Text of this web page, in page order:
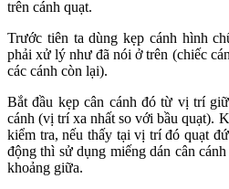
trên cánh quạt.
Trước tiên ta dùng kẹp cánh hình
phải xử lý như đã nói ở trên (chiếc
các cánh còn lại).
Bắt đầu kẹp cân cánh đó từ vị trí
cánh (vị trí xa nhất so với bầu quạt).
kiểm tra, nếu thấy tại vị trí đó quạt
động thì sử dụng miếng dán cân
khoảng giữa.